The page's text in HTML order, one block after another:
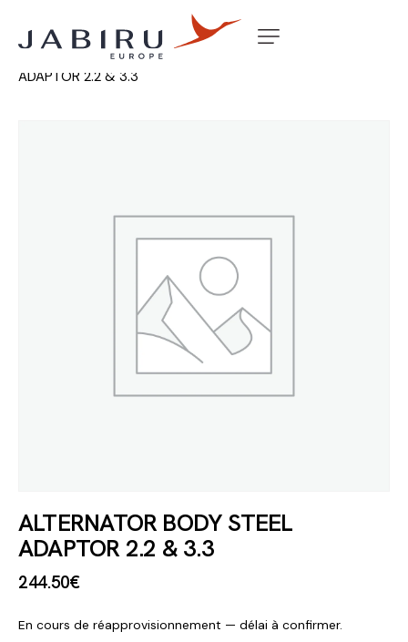
Accueil Non classé
ADAPTOR 2.2 & 3.3
ALTERNATOR BODY STEEL
ADAPTOR 2.2 & 3.3
244.50€
En cours de réapprovisionnement — délai à confirmer.